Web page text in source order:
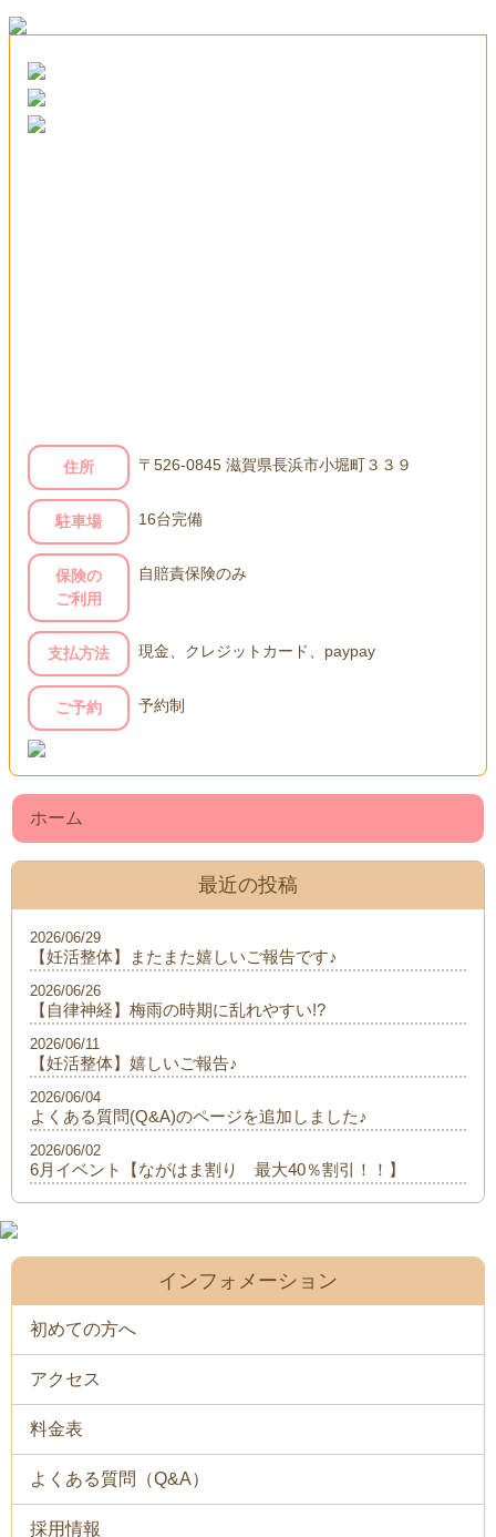
住所 〒526-0845 滋賀県長浜市小堀町３３９
駐車場 16台完備
保険の
ご利用
自賠責保険のみ
支払方法 現金、クレジットカード、paypay
ご予約 予約制
ホーム
最近の投稿
【妊活整体】またまた嬉しいご報告です♪
2026/06/29
【自律神経】梅雨の時期に乱れやすい!?
2026/06/26
【妊活整体】嬉しいご報告♪
2026/06/11
よくある質問(Q&A)のページを追加しました♪
2026/06/04
6月イベント【ながはま割り 最大40％割引！！】
2026/06/02
インフォメーション
初めての方へ
アクセス
料金表
よくある質問（Q&A）
採用情報